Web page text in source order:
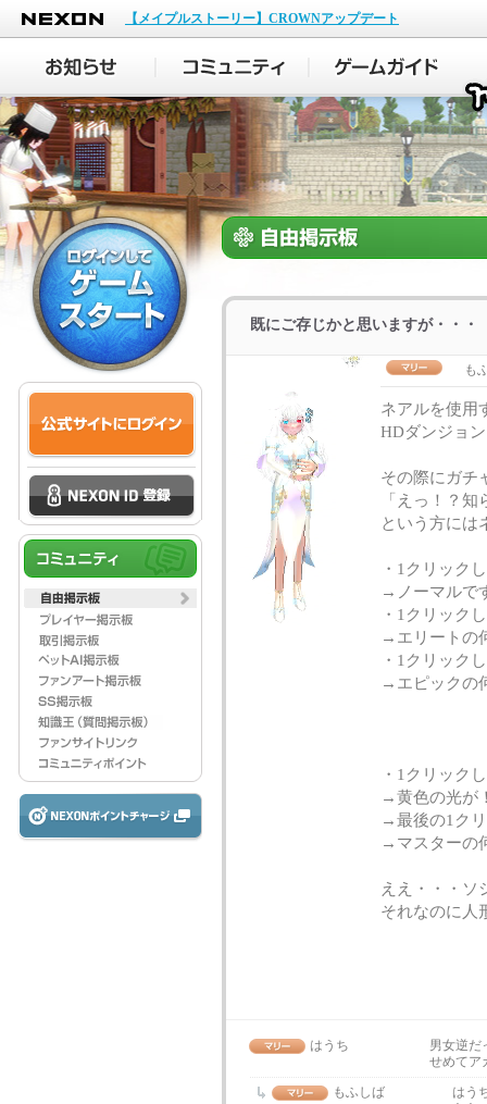
NEXON
【メイプルストーリー】CROWNアップデート
既にご存じかと思いますが・・・
も
ネアルを使用
HDダンジョ
その際にガチ
「えっ！？知
という方には
・1クリック
→ノーマルで
・1クリック
→エリートの
・1クリック
→エピックの
・1クリック
→黄色の光が
→最後の1ク
→マスターの
ええ・・・ソ
それなのに人
はうち
男女逆だ
せめてア
もふしば
はう